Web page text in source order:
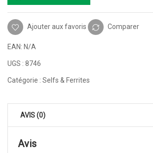
Ajouter aux favoris Comparer
EAN: N/A
UGS : 8746
Catégorie : Selfs & Ferrites
AVIS (0)
Avis